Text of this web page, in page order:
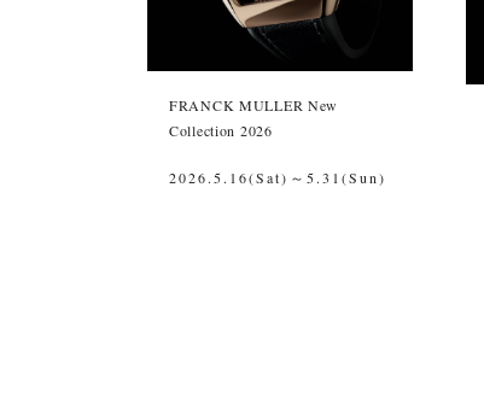
FRANCK MULLER New
Collection 2026
2026.5.16(Sat)～5.31(Sun)